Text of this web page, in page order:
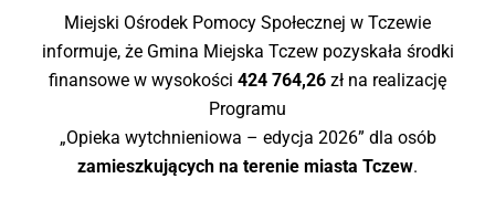
Miejski Ośrodek Pomocy Społecznej w Tczewie
informuje, że Gmina Miejska Tczew pozyskała środki
finansowe w wysokości 424 764,26 zł na realizację
Programu
„Opieka wytchnieniowa – edycja 2026” dla osób
zamieszkujących na terenie miasta Tczew.